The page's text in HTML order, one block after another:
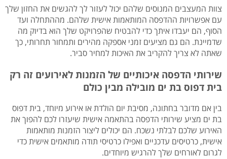
צוות המעצבים המנוסים שלהם יכול לעזור לך להגשים את החזון שלך
עם אפשרויות ההדפסה המותאמות אישית שלהם. מההתחלה ועד
הסוף, הם יעבדו איתך כדי להבטיח שהפרויקט שלך הוא בדיוק מה
שדמיינת. הם גם מציעים זמני אספקה ​​מהירים ותמחור תחרותי, כך
שאתה לא צריך להקריב את האיכות למחיר סביר.
שירותי הדפסה איכותיים של הזמנות לאירועים זה רק
בית דפוס בת ים מובילה מבין כולם
בין אם מדובר בחתונה, מסיבת יום הולדת או אירוע מיוחד, בית דפוס
בת ים מציע שירותי הדפסה בהתאמה אישית שיעזרו לכם להפוך את
האירוע שלכם לבלתי נשכח. הם יכולים ליצור הזמנות מותאמות
אישית, כרטיסים עדכניים ואפילו כרטיסי תודה מותאמים אישית כדי
לגרום לאורחים שלך להרגיש מיוחדים.